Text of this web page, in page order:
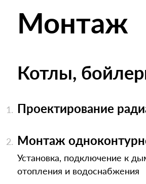
Монтаж
Котлы,
Проектирование
Монтаж
Установка, подключение к
отопления и водоснабжения